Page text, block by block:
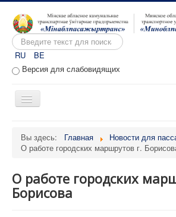
Искать...
RU
BE
Версия для слабовидящих
Включить/
О предприятии
Обращения
Вы здесь: Главная
Новости для
О работе городских маршрутов г.
О работе городских
Борисова